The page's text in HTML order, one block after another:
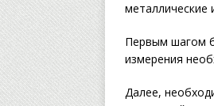
металлические
Первым шагом
измерения
Далее,